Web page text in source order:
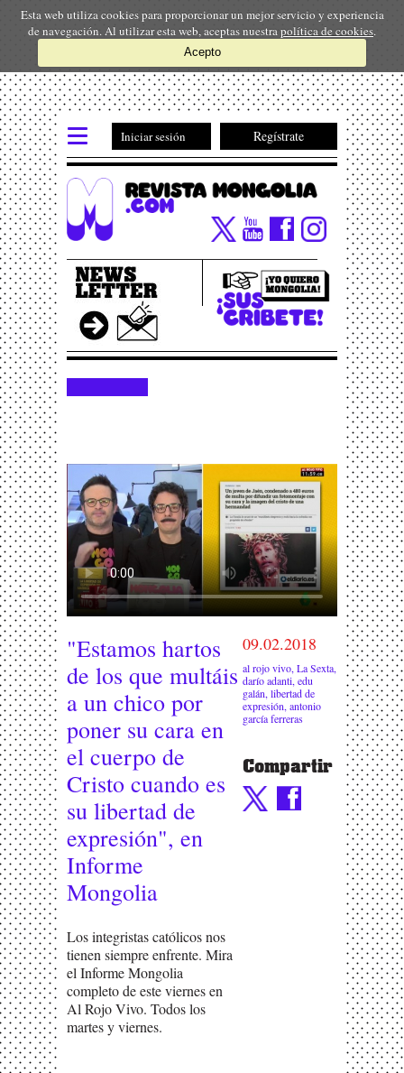
Esta web utiliza cookies para proporcionar un mejor servicio y experiencia
de navegación. Al utilizar esta web, aceptas nuestra política de cookies.
Acepto
Iniciar sesión Regístrate
"Estamos hartos
de los que multáis
a un chico por
poner su cara en
el cuerpo de
Cristo cuando es
su libertad de
expresión", en
Informe
Mongolia
Los integristas católicos nos
tienen siempre enfrente. Mira
el Informe Mongolia
completo de este viernes en
Al Rojo Vivo. Todos los
martes y viernes.
09.02.2018
al rojo vivo, La Sexta,
darío adanti, edu
galán, libertad de
expresión, antonio
garcía ferreras
Compartir